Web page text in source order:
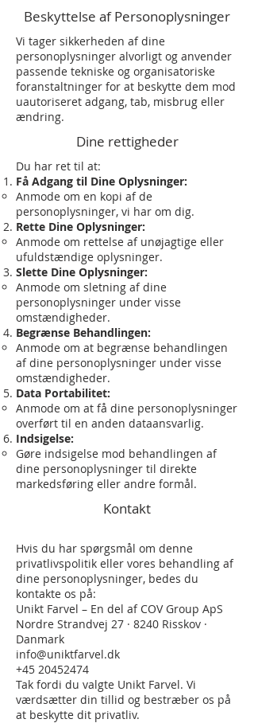
Beskyttelse af Personoplysninger
Vi tager sikkerheden af dine
personoplysninger alvorligt og anvender
passende tekniske og organisatoriske
foranstaltninger for at beskytte dem mod
uautoriseret adgang, tab, misbrug eller
ændring.
Dine rettigheder
Du har ret til at:
Få Adgang til Dine Oplysninger:
Anmode om en kopi af de
personoplysninger, vi har om dig.
Rette Dine Oplysninger:
Anmode om rettelse af unøjagtige eller
ufuldstændige oplysninger.
Slette Dine Oplysninger:
Anmode om sletning af dine
personoplysninger under visse
omstændigheder.
Begrænse Behandlingen:
Anmode om at begrænse behandlingen
af dine personoplysninger under visse
omstændigheder.
Data Portabilitet:
Anmode om at få dine personoplysninger
overført til en anden dataansvarlig.
Indsigelse:
Gøre indsigelse mod behandlingen af
dine personoplysninger til direkte
markedsføring eller andre formål.
Kontakt
Hvis du har spørgsmål om denne
privatlivspolitik eller vores behandling af
dine personoplysninger, bedes du
kontakte os på:
Unikt Farvel – En del af COV Group ApS
Nordre Strandvej 27 · 8240 Risskov ·
Danmark
info@uniktfarvel.dk
+45 20452474
Tak fordi du valgte Unikt Farvel. Vi
værdsætter din tillid og bestræber os på
at beskytte dit privatliv.